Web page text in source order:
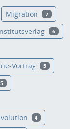
Migration 7
6
Vortrag 5
5
4